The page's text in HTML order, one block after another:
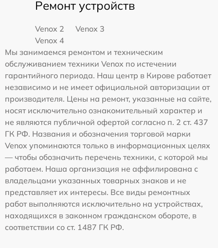
Ремонт устройств
Venox 2
Venox 3
Venox 4
Мы занимаемся ремонтом и техническим
обслуживанием техники Venox по истечении
гарантийного периода. Наш центр в Кирове работает
независимо и не имеет официальной авторизации от
производителя. Цены на ремонт, указанные на сайте,
носят исключительно ознакомительный характер и
не являются публичной офертой согласно п. 2 ст. 437
ГК РФ. Названия и обозначения торговой марки
Venox упоминаются только в информационных целях
— чтобы обозначить перечень техники, с которой мы
работаем. Наша организация не аффилирована с
владельцами указанных товарных знаков и не
представляет их интересы. Все виды ремонтных
работ выполняются исключительно на устройствах,
находящихся в законном гражданском обороте, в
соответствии со ст. 1487 ГК РФ.